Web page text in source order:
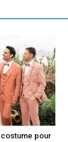
pour